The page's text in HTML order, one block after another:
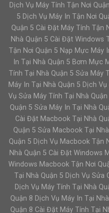
Dịch Vụ Máy Tính Tận Nơi
5 Dịch Vụ Máy In Tận Nơi
Quận 5 Cài Đặt Máy Tính Tận
Nhà Quận 5 Cài Đặt Windows
Tận Nơi Quận 5 Nạp Mực Máy
In Tại Nhà Quận 5 Bơm Mực
Tính Tại Nhà Quận 5 Sửa Máy
Máy In Tại Nhà Quận 5 Dịch
Vụ Sửa Máy Tính Tại Nhà
Quận 5 Sửa Máy In Tại Nhà
Cài Đặt Macbook Tại Nhà
Quận 5 Sửa Macbook Tại
Quận 5 Dịch Vụ Macbook Tận
Nhà Quận 5 Cài Đặt Windows
Windows Macbook Tận Nơi
Tại Nhà Quận 5 Dịch Vụ Sửa
Dịch Vụ Máy Tính Tại Nhà
Quận 8 Dịch Vụ Máy In Tại
Quận 8 Cài Đặt Máy Tính Tại